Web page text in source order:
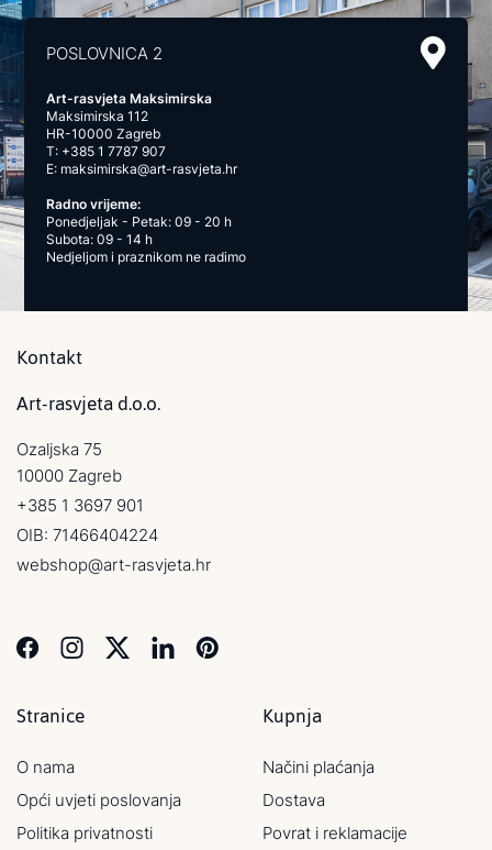
POSLOVNICA 2
Art-rasvjeta Maksimirska
Maksimirska 112
HR-10000 Zagreb
T: +385 1 7787 907
E: maksimirska@art-rasvjeta.hr
Radno vrijeme:
Ponedjeljak - Petak: 09 - 20 h
Subota: 09 - 14 h
Nedjeljom i praznikom ne radimo
Kontakt
Art-rasvjeta d.o.o.
Ozaljska 75
10000 Zagreb
+385 1 3697 901
OIB: 71466404224
webshop@art-rasvjeta.hr
Stranice
O nama
Opći uvjeti poslovanja
Politika privatnosti
Kupnja
Načini plaćanja
Dostava
Povrat i reklamacije